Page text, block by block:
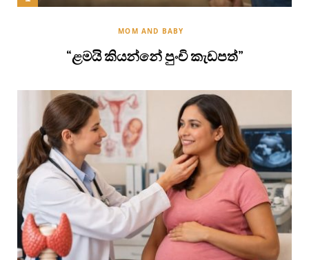
MOM AND BABY
“ළමයි කියන්නේ පුංචි කැඩපත්”